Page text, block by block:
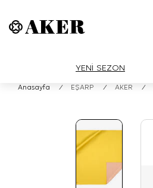
YENİ SEZON
Anasayfa / EŞARP / AKER /